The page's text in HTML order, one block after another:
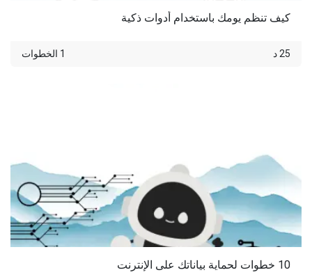
‫كيف تنظم يومك باستخدام أدوات ذكية
25 د 1 الخطوات
10 خطوات لحماية بياناتك على الإنترنت